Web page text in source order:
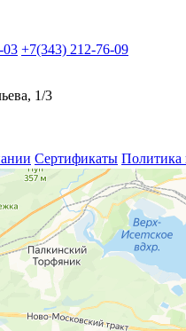
03 +7(343) 212-76-09
1/3
Сертификаты Политика